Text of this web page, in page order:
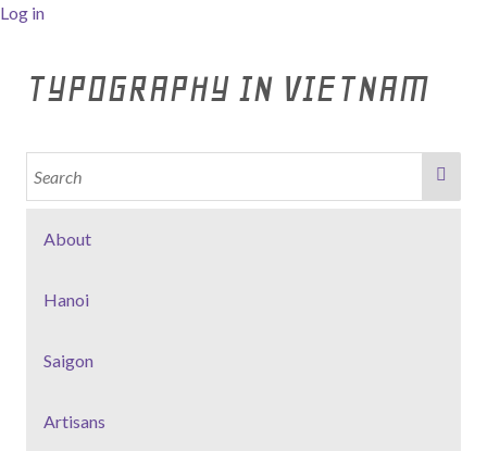
Log in
TYPOGRAPHY IN VIETNAM
About
Hanoi
Saigon
Artisans